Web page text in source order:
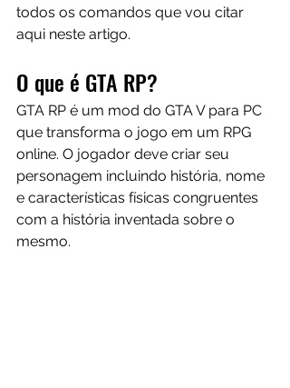
todos os comandos que vou citar
aqui neste artigo.
O que é GTA RP?
GTA RP é um mod do GTA V para PC
que transforma o jogo em um RPG
online. O jogador deve criar seu
personagem incluindo história, nome
e características físicas congruentes
com a história inventada sobre o
mesmo.